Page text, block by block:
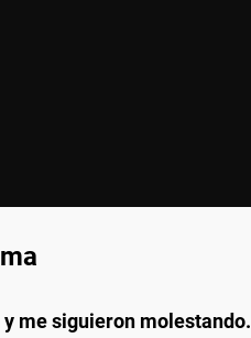
me siguieron molestando.